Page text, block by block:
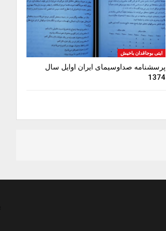
ایتی بوجاقدان باخیش
پرسشنامه‌ صداوسیمای ایران اوایل سال
1374